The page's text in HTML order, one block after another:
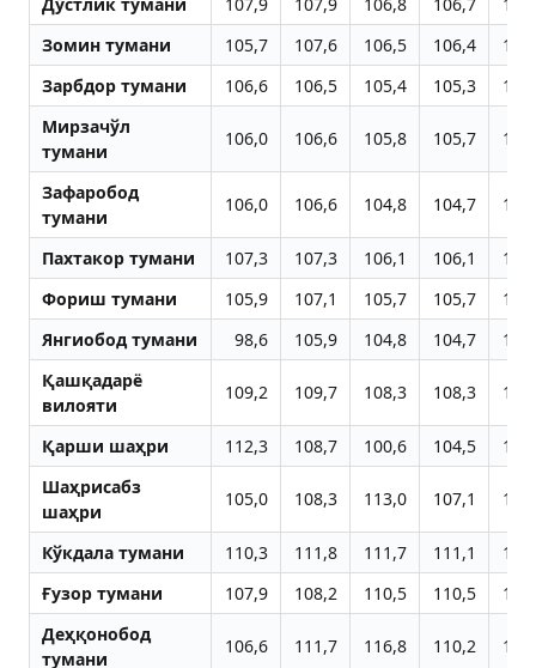
Зомин тумани
105,7 107,6 106,5 106,4
Зарбдор тумани
106,6 106,5 105,4 105,3
Мирзачўл
тумани
106,0 106,6 105,8 105,7
Зафаробод
тумани
106,0 106,6 104,8 104,7
Пахтакор тумани 107,3 107,3 106,1 106,1
Фориш тумани
105,9 107,1 105,7 105,7
Янгиобод тумани
98,6 105,9 104,8 104,7
Қашқадарё
вилояти
109,2 109,7 108,3 108,3
Қарши шаҳри 112,3 108,7 100,6 104,5
Шаҳрисабз
шаҳри
105,0 108,3 113,0 107,1
Кўкдала тумани 110,3 111,8 111,7 111,1
Ғузор тумани
107,9 108,2 110,5 110,5
Деҳқонобод
тумани
106,6 111,7 116,8 110,2